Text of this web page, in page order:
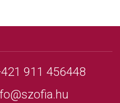
911 456448